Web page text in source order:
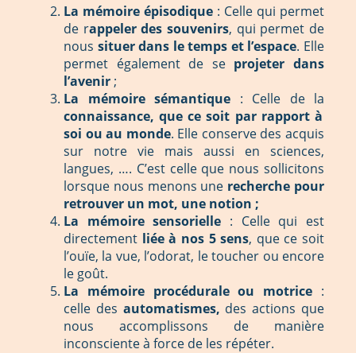
La mémoire épisodique : Celle qui permet
de rappeler des souvenirs, qui permet de
nous situer dans le temps et l’espace. Elle
permet également de seprojeter dans
l’avenir ;
La mémoire sémantique : Celle de la
connaissance, que ce soit par rapport à
soi ou au monde. Elle conserve des acquis
sur notre vie mais aussi en sciences,
langues, …. C’est celle que nous sollicitons
lorsque nous menons une recherche pour
retrouver un mot, une notion ;
La mémoire sensorielle : Celle qui est
directement liée à nos 5 sens, que ce soit
l’ouïe, la vue, l’odorat, le toucher ou encore
le goût.
La mémoire procédurale ou motrice :
celle des automatismes, des actions que
nous accomplissons de manière
inconsciente à force de les répéter.